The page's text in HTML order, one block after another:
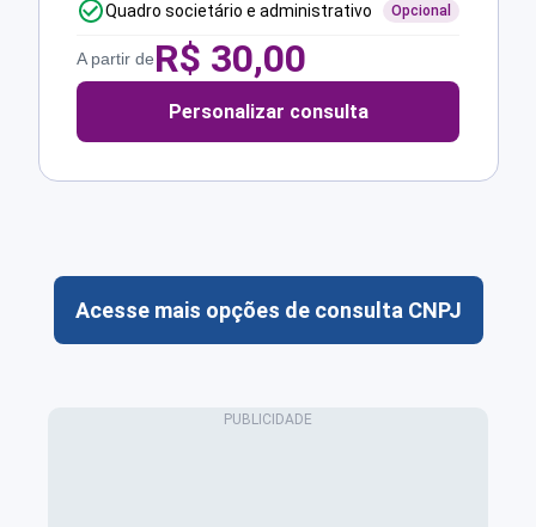
Quadro societário e administrativo Opcional
A partir deR$ 30,00
Personalizar consulta
Acesse mais opções de consulta CNPJ